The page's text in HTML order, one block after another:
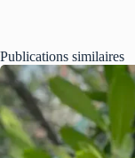
Publications similaires